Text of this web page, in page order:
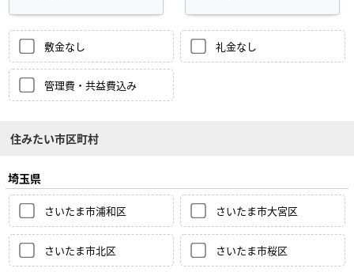
敷金なし 礼金なし
管理費・共益費込み
住みたい市区町村
埼玉県
さいたま市浦和区 さいたま市大宮区
さいたま市北区 さいたま市桜区